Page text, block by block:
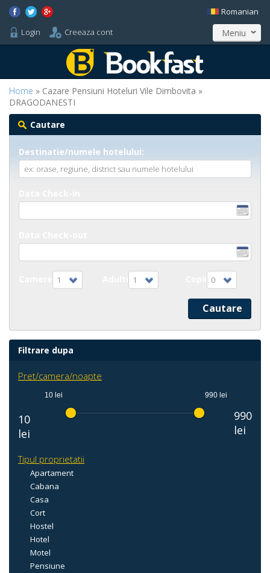
Login Creeaza cont
Romanian
Meniu
Home » Cazare Pensiuni Hoteluri Vile Dimbovita »
DRAGODANESTI
Cautare
Destinatie/numele hotelului:
1 1 0
Filtrare dupa
Pret/camera/noapte
10
lei
10 lei 990 lei
990
lei
Tipul proprietatii
Apartament
Cabana
Casa
Cort
Hostel
Hotel
Motel
Pensiune